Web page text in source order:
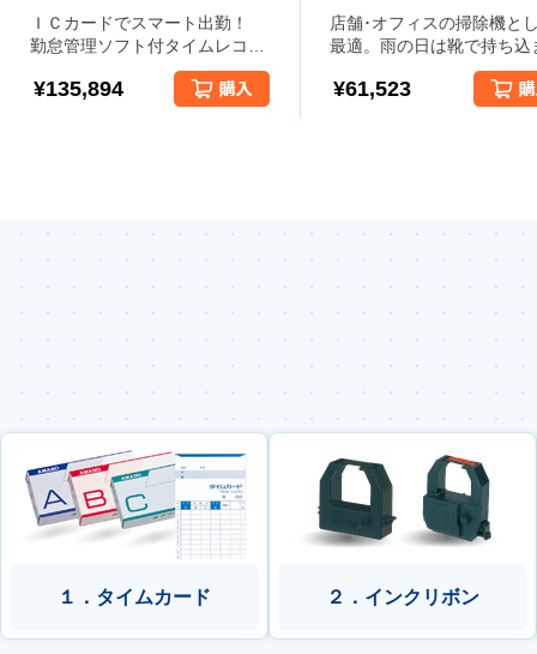
ＩＣカードでスマート出勤！
勤怠管理ソフト付タイムレコー
ダー モデル名：ＴＰ＠Ｃ－８
００ＩＣ
¥135,894
店舗･オフィスの掃除機と
最適。雨の日は靴で持ち込
た泥水回収に、普段は業務
除機として２ＷＡＹで使え
¥61,523
１．タイムカード ２．インクリボン